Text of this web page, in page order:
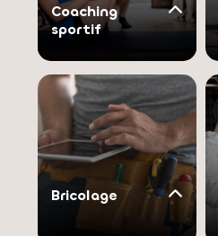
Coaching
sportif
Bricolage